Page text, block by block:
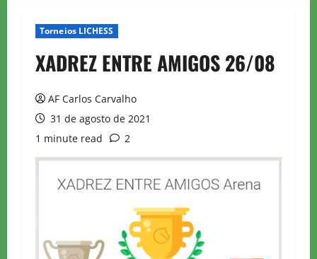
Torneios LICHESS
XADREZ ENTRE AMIGOS 26/08
AF Carlos Carvalho
31 de agosto de 2021
1 minute read
2